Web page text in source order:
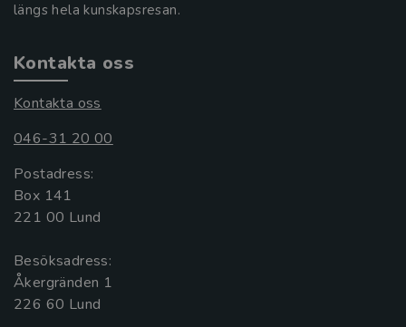
längs hela kunskapsresan.
Kontakta oss
Kontakta oss
046-31 20 00
Postadress:
Box 141
221 00 Lund
Besöksadress:
Åkergränden 1